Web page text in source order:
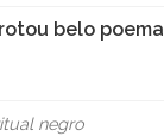
belo poema
negro